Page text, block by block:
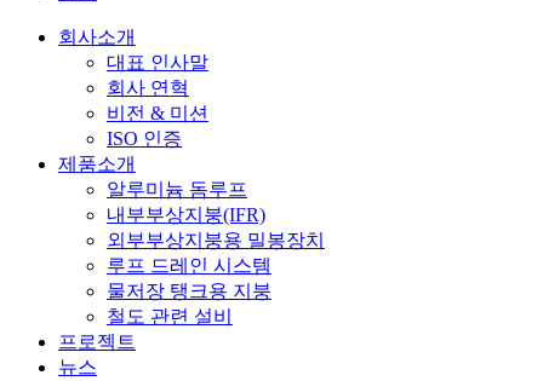
회사소개
대표 인사말
회사 연혁
비전 & 미션
ISO 인증
제품소개
알루미늄 돔루프
내부부상지붕(IFR)
외부부상지붕용 밀봉장치
루프 드레인 시스템
물저장 탱크용 지붕
철도 관련 설비
프로젝트
뉴스